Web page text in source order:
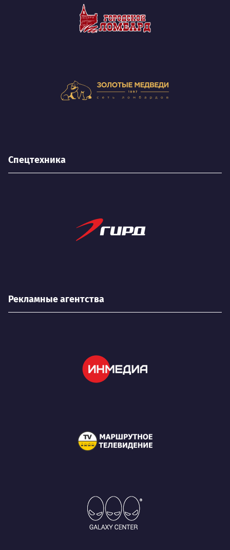
Спецтехника
Рекламные агентства